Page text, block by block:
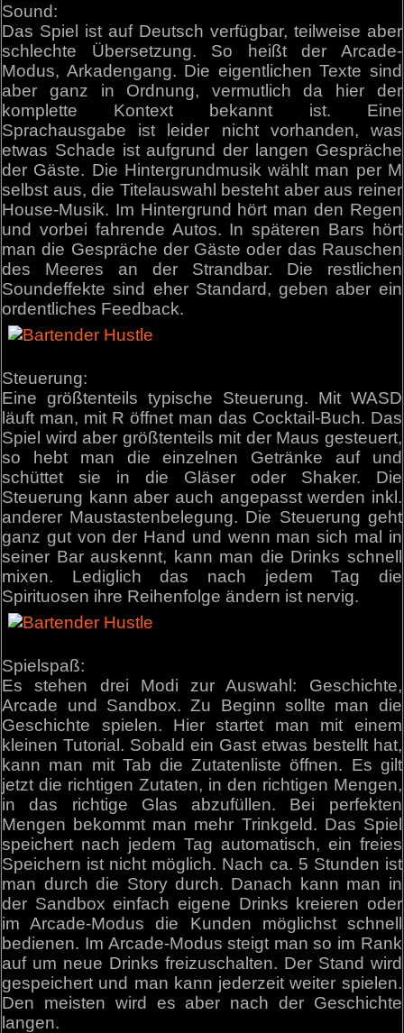
Sound:
Das Spiel ist auf Deutsch verfügbar, teilweise aber
schlechte Übersetzung. So heißt der Arcade-
Modus, Arkadengang. Die eigentlichen Texte sind
aber ganz in Ordnung, vermutlich da hier der
komplette Kontext bekannt ist. Eine
Sprachausgabe ist leider nicht vorhanden, was
etwas Schade ist aufgrund der langen Gespräche
der Gäste. Die Hintergrundmusik wählt man per M
selbst aus, die Titelauswahl besteht aber aus reiner
House-Musik. Im Hintergrund hört man den Regen
und vorbei fahrende Autos. In späteren Bars hört
man die Gespräche der Gäste oder das Rauschen
des Meeres an der Strandbar. Die restlichen
Soundeffekte sind eher Standard, geben aber ein
ordentliches Feedback.
Steuerung:
Eine größtenteils typische Steuerung. Mit WASD
läuft man, mit R öffnet man das Cocktail-Buch. Das
Spiel wird aber größtenteils mit der Maus gesteuert,
so hebt man die einzelnen Getränke auf und
schüttet sie in die Gläser oder Shaker. Die
Steuerung kann aber auch angepasst werden inkl.
anderer Maustastenbelegung. Die Steuerung geht
ganz gut von der Hand und wenn man sich mal in
seiner Bar auskennt, kann man die Drinks schnell
mixen. Lediglich das nach jedem Tag die
Spirituosen ihre Reihenfolge ändern ist nervig.
Spielspaß:
Es stehen drei Modi zur Auswahl: Geschichte,
Arcade und Sandbox. Zu Beginn sollte man die
Geschichte spielen. Hier startet man mit einem
kleinen Tutorial. Sobald ein Gast etwas bestellt hat,
kann man mit Tab die Zutatenliste öffnen. Es gilt
jetzt die richtigen Zutaten, in den richtigen Mengen,
in das richtige Glas abzufüllen. Bei perfekten
Mengen bekommt man mehr Trinkgeld. Das Spiel
speichert nach jedem Tag automatisch, ein freies
Speichern ist nicht möglich. Nach ca. 5 Stunden ist
man durch die Story durch. Danach kann man in
der Sandbox einfach eigene Drinks kreieren oder
im Arcade-Modus die Kunden möglichst schnell
bedienen. Im Arcade-Modus steigt man so im Rank
auf um neue Drinks freizuschalten. Der Stand wird
gespeichert und man kann jederzeit weiter spielen.
Den meisten wird es aber nach der Geschichte
langen.